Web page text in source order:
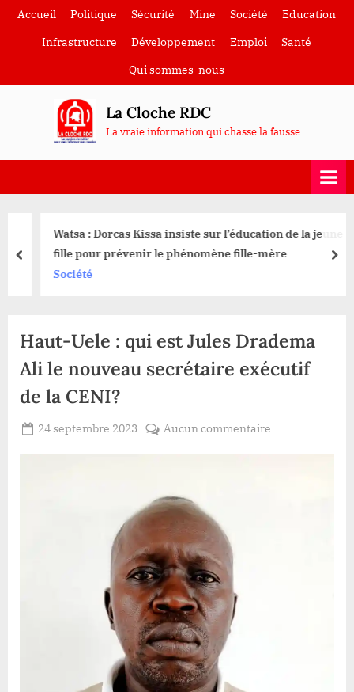
SkipAccueil Politique Sécurité Mine Société
Education
Infrastructure
Développement Emploi
Santé
Qui sommes-nous
La Cloche RDC
La vraie information qui chasse la fausse
Watsa : Dorcas Kissa insiste sur l’éducation de la jeune
fille pour prévenir le phénomène fille-mère
Société
prev
Haut-Uele : qui est Jules Dradema
Ali le nouveau secrétaire exécutif
de la CENI?
Posted
24 septembre 2023
Aucun commentaire